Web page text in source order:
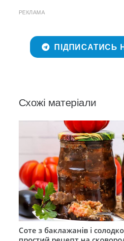
РЕКЛАМА
ПІДПИСАТИСЬ
Схожі матеріали
Соте з баклажанів і